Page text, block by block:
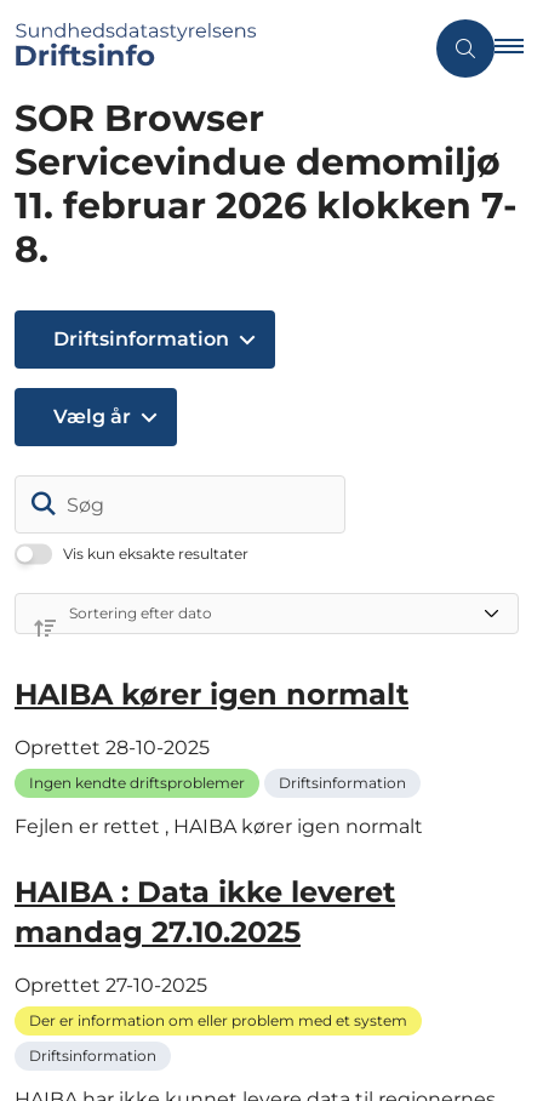
SOR Browser
Servicevindue demomiljø
11. februar 2026 klokken 7-
8.
Vis kun eksakte resultater
Driftsinformation
Vælg år
HAIBA kører igen normalt
Oprettet 28-10-2025
Ingen kendte driftsproblemer Driftsinformation
Fejlen er rettet , HAIBA kører igen normalt
HAIBA : Data ikke leveret
mandag 27.10.2025
Oprettet 27-10-2025
Der er information om eller problem med et system
Driftsinformation